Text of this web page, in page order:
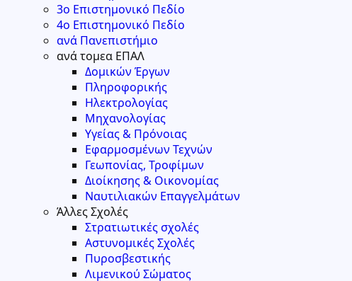
3ο Επιστημονικό Πεδίο
4ο Επιστημονικό Πεδίο
ανά Πανεπιστήμιο
ανά τομεα ΕΠΑΛ
Δομικών Έργων
Πληροφορικής
Ηλεκτρολογίας
Μηχανολογίας
Υγείας & Πρόνοιας
Εφαρμοσμένων Τεχνών
Γεωπονίας, Τροφίμων
Διοίκησης & Οικονομίας
Ναυτιλιακών Επαγγελμάτων
Άλλες Σχολές
Στρατιωτικές σχολές
Αστυνομικές Σχολές
Πυροσβεστικής
Λιμενικού Σώματος